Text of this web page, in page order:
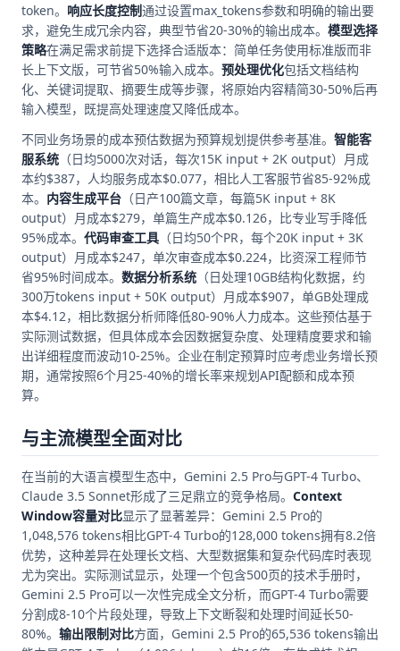
token。 响应长度控制通过设置max_tokens参数和明确的输出要
求，避免生成冗余内容，典型节省20-30%的输出成本。 模型选择
策略在满足需求前提下选择合适版本：简单任务使用标准版而非
长上下文版，可节省50%输入成本。 预处理优化包括文档结构
化、关键词提取、摘要生成等步骤，将原始内容精简30-50%后再
输入模型，既提高处理速度又降低成本。
不同业务场景的成本预估数据为预算规划提供参考基准。 智能客
服系统 （日均5000次对话，每次15K input + 2K output）月成
本约$387，人均服务成本$0.077，相比人工客服节省85-92%成
本。 内容生成平台 （日产100篇文章，每篇5K input + 8K
output）月成本$279，单篇生产成本$0.126，比专业写手降低
95%成本。 代码审查工具 （日均50个PR，每个20K input + 3K
output）月成本$247，单次审查成本$0.224，比资深工程师节
省95%时间成本。 数据分析系统 （日处理10GB结构化数据，约
300万tokens input + 50K output）月成本$907，单GB处理成
本$4.12，相比数据分析师降低80-90%人力成本。这些预估基于
实际测试数据，但具体成本会因数据复杂度、处理精度要求和输
出详细程度而波动10-25%。企业在制定预算时应考虑业务增长预
期，通常按照6个月25-40%的增长率来规划API配额和成本预
算。
与主流模型全面对比
在当前的大语言模型生态中，Gemini 2.5 Pro与GPT-4 Turbo、
Claude 3.5 Sonnet形成了三足鼎立的竞争格局。 Context
Window容量对比显示了显著差异：Gemini 2.5 Pro的
1,048,576 tokens相比GPT-4 Turbo的128,000 tokens拥有8.2倍
优势，这种差异在处理长文档、大型数据集和复杂代码库时表现
尤为突出。实际测试显示，处理一个包含500页的技术手册时，
Gemini 2.5 Pro可以一次性完成全文分析，而GPT-4 Turbo需要
分割成8-10个片段处理，导致上下文断裂和处理时间延长50-
80%。 输出限制对比方面，Gemini 2.5 Pro的65,536 tokens输出